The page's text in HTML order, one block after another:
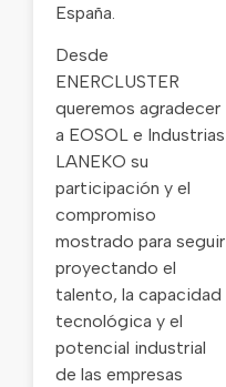
España.
Desde
ENERCLUSTER
queremos agradecer
a EOSOL e Industrias
LANEKO su
participación y el
compromiso
mostrado para seguir
proyectando el
talento, la capacidad
tecnológica y el
potencial industrial
de las empresas